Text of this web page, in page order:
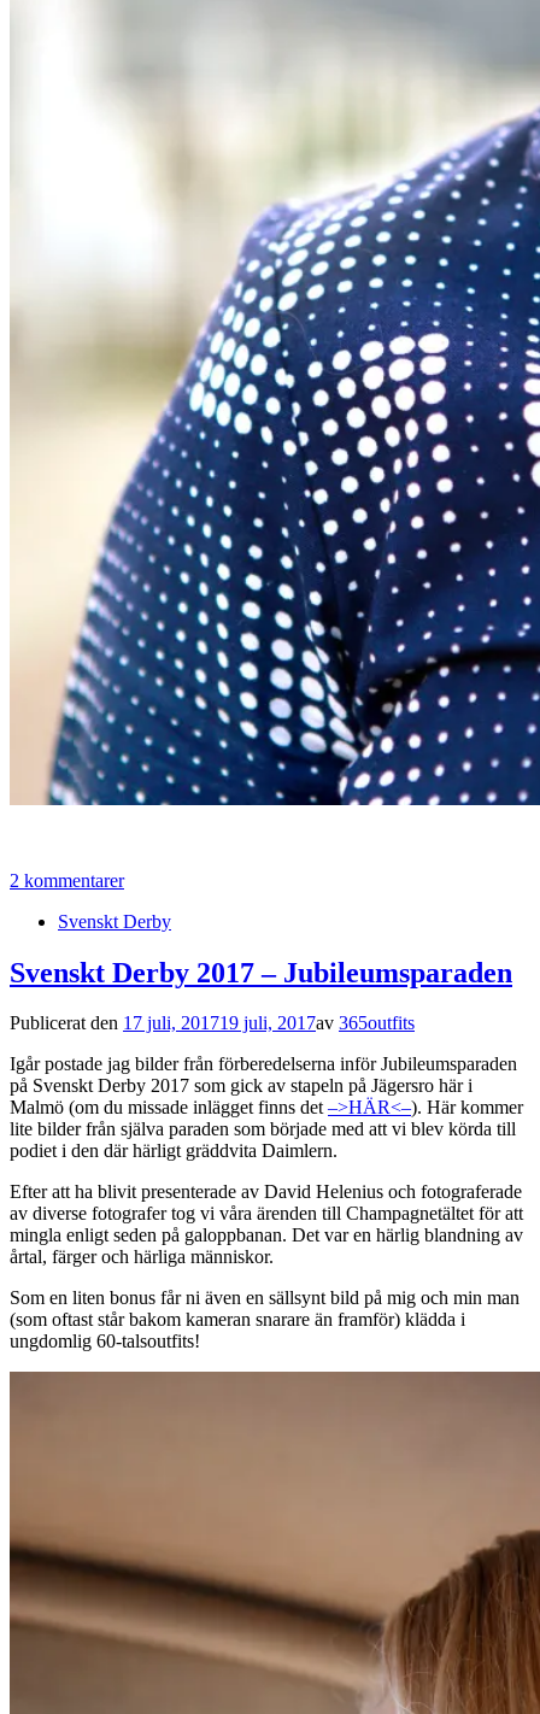
2 kommentarer
Svenskt Derby
Svenskt Derby 2017 – Jubileumsparaden
Publicerat den 17 juli, 201719 juli, 2017av 365outfits
Igår postade jag bilder från förberedelserna inför Jubileumsparaden
på Svenskt Derby 2017 som gick av stapeln på Jägersro här i
Malmö (om du missade inlägget finns det–>HÄR<–). Här kommer
lite bilder från själva paraden som började med att vi blev körda till
podiet i den där härligt gräddvita Daimlern.
Efter att ha blivit presenterade av David Helenius och fotograferade
av diverse fotografer tog vi våra ärenden till Champagnetältet för att
mingla enligt seden på galoppbanan. Det var en härlig blandning av
årtal, färger och härliga människor.
Som en liten bonus får ni även en sällsynt bild på mig och min man
(som oftast står bakom kameran snarare än framför) klädda i
ungdomlig 60-talsoutfits!